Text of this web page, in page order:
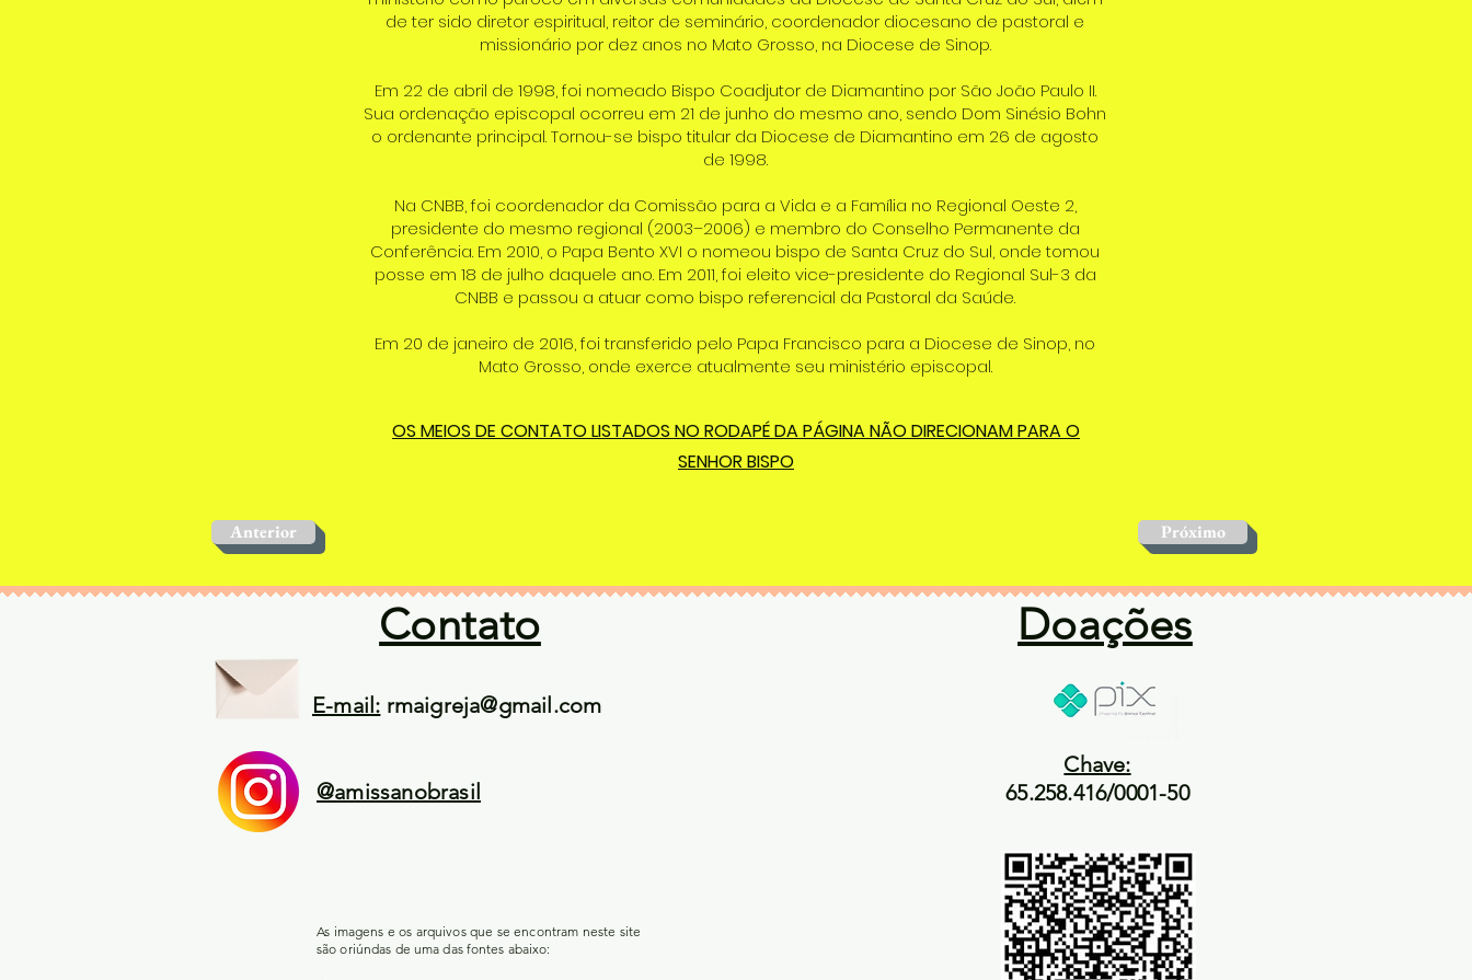
de ter sido diretor espiritual, reitor de seminário, coordenador diocesano de pastoral e
missionário por dez anos no Mato Grosso, na Diocese de Sinop.
Em 22 de abril de 1998, foi nomeado Bispo Coadjutor de Diamantino por São João Paulo II.
Sua ordenação episcopal ocorreu em 21 de junho do mesmo ano, sendo Dom Sinésio Bohn
o ordenante principal. Tornou-se bispo titular da Diocese de Diamantino em 26 de agosto
de 1998.
Na CNBB, foi coordenador da Comissão para a Vida e a Família no Regional Oeste 2,
presidente do mesmo regional (2003–2006) e membro do Conselho Permanente da
Conferência. Em 2010, o Papa Bento XVI o nomeou bispo de Santa Cruz do Sul, onde tomou
posse em 18 de julho daquele ano. Em 2011, foi eleito vice-presidente do Regional Sul-3 da
CNBB e passou a atuar como bispo referencial da Pastoral da Saúde.
Em 20 de janeiro de 2016, foi transferido pelo Papa Francisco para a Diocese de Sinop, no
Mato Grosso, onde exerce atualmente seu ministério episcopal.
OS MEIOS DE CONTATO LISTADOS NO RODAPÉ DA PÁGINA NÃO DIRECIONAM PARA O
SENHOR BISPO
Anterior Próximo
Contato
E-mail: rmaigreja@gmail.com
@amissanobrasil
As imagens e os arquivos que se encontram neste site
são oriúndas de uma das fontes abaixo:
Doações
Chave:
65.258.416/0001-50